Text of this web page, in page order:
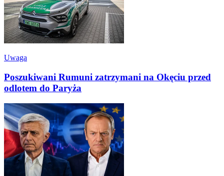
Uwaga
Poszukiwani Rumuni zatrzymani na Okęciu przed
odlotem do Paryża